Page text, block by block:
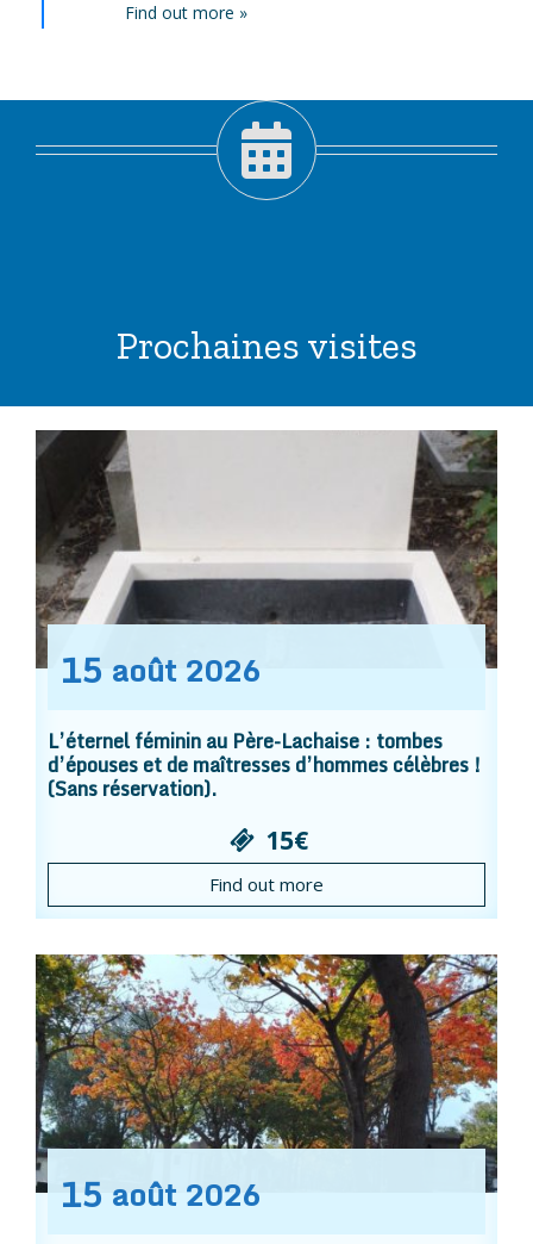
Find out more »
Prochaines visites
15 août 2026
L’éternel féminin au Père-Lachaise : tombes
d’épouses et de maîtresses d’hommes célèbres !
(Sans réservation).
15€
Find out more
15 août 2026